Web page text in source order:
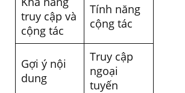
truy cập và
cộng tác
Tính năng
cộng tác
Gợi ý nội
dung
Truy cập
ngoại
tuyến